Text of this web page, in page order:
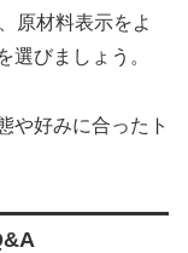
原材料表示をよ
選びましょう。
や好みに合ったト